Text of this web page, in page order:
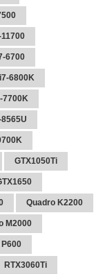
6700
6800K
7700K
GTX1050Ti
Quadro K2200
M2000
RTX3060Ti